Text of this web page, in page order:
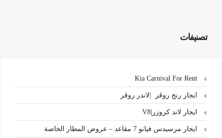
تصنيفات
ايجار رنج روڤر |لاندر روڤر
ايجار لاند كروزر|V8
ايجار مرسيدس فيانو 7 مقاعد – عروض المطار الخاصة